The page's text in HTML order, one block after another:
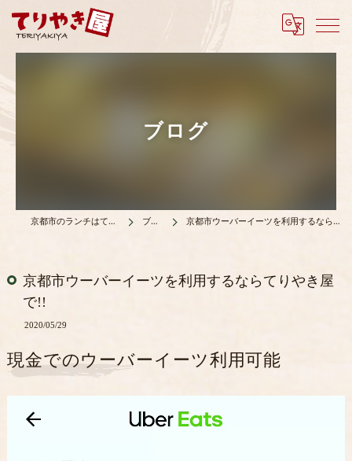
ブログ
京都市のランチはてりやき屋 ブログ 京都市ウーバーイーツを利用するならてりやき屋で!!
京都市ウーバーイーツを利用するならてりやき屋
で!!
2020/05/29
現金でのウーバーイーツ利用可能